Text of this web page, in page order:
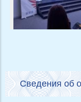
Сведения об